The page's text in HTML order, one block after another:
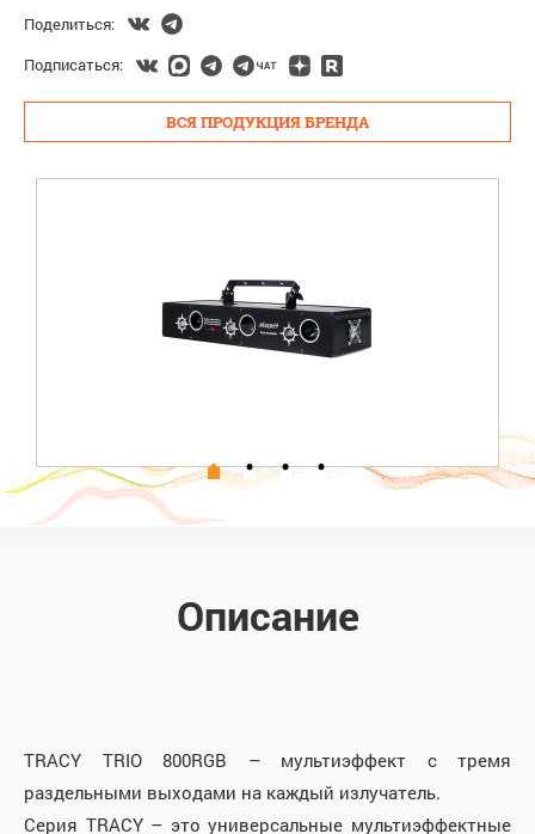
Поделиться:
Подписаться:
ВСЯ ПРОДУКЦИЯ БРЕНДА
Описание
TRACY TRIO 800RGB – мультиэффект с тремя
раздельными выходами на каждый излучатель.
Серия TRACY – это универсальные мультиэффектные